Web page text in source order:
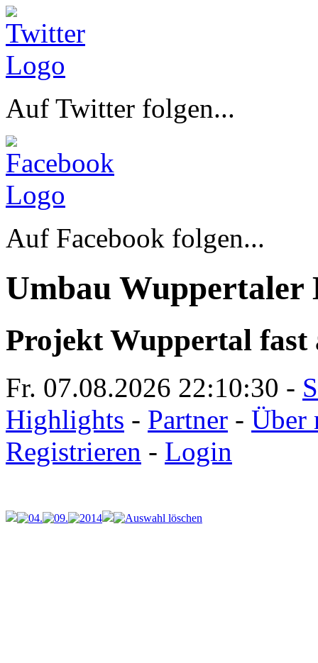
Auf Twitter folgen...
Auf Facebook folgen...
Umbau Wuppertaler
Projekt Wuppertal fast
Fr. 07.08.2026 22:10:30 -
Highlights - Partner - Über
Registrieren - Login